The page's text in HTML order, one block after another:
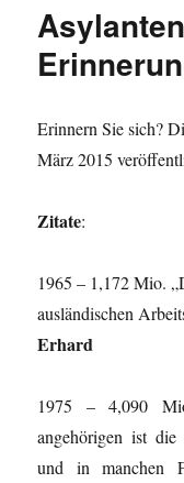
Erinnern Sie sich?
März 2015
Zitate:
1965 – 1,172 Mio.
ausländischen
Erhard
1975 – 4,090
angehörigen ist die
und in manchen